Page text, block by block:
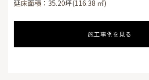
延床面積：35.20坪(116.38 ㎡)
施工事例を見る